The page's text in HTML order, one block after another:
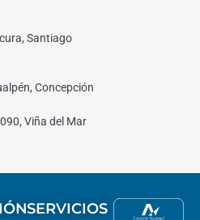
Santiago
Concepción
Viña del Mar
SERVICIOS